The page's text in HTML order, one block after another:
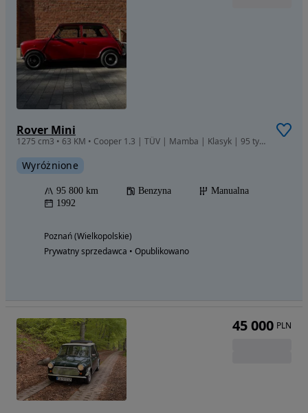
Rover Mini
1275 cm3 • 63 KM • Cooper 1.3 | TÜV | Mamba | Klasyk | 95 tys.km | 1300 | John Cooper
Wyróżnione
95 800 km Benzyna
Manualna
1992
Poznań (Wielkopolskie)
Prywatny sprzedawca • Opublikowano
45 000 PLN